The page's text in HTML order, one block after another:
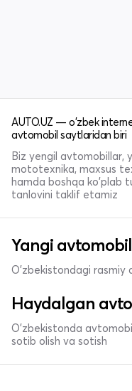
AUTO.UZ — o'zbek
avtomobil saytlaridan biri
Biz yengil avtomobillar,
mototexnika, maxsus
hamda boshqa ko'plab
tanlovini taklif etamiz
Yangi
O'zbekistondagi rasmiy
Haydalgan
O'zbekistonda
sotib olish va sotish